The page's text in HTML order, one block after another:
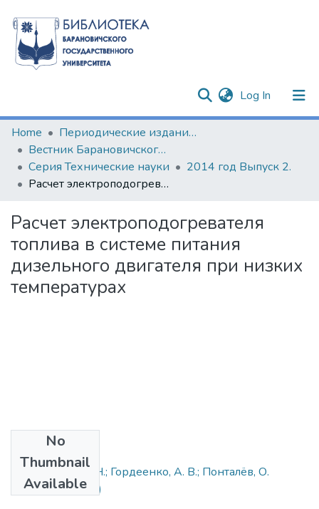
Log In (current)
Communities & Collections
All of DSpace
Statistics
Home
Периодические издания БарГУ
Вестник Барановичского государственного университета
Серия Технические науки
2014 год Выпуск 2.
Расчет электроподогревателя топлива в системе питания дизельного двигателя при низких температурах
Расчет электроподогревателя
топлива в системе питания
дизельного двигателя при низких
температурах
No
Thumbnail
Available
Карташевич, А. Н.; Гордеенко, А. В.; Понталёв, О.
В..pdf(227.38 KB)